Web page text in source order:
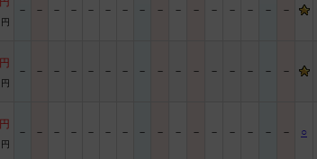
円
－ － － － － － － － － － － － － － － －
円
円
－ － － － － － － － － － － － － － － －
円
円
－ － － － － － － － － － － － － － － － ○